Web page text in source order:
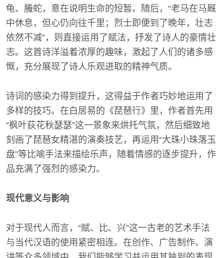
龟、螣蛇，意在说明生命的短暂。随后，“老马在马厩
中休息，但心仍向往千里；烈士即便到了晚年，壮志
依然不减”，则直接运用了赋法，抒发了诗人的豪情壮
志。这首诗洋溢着浓厚的趣味，激起了人们的诸多感
慨，充分展现了诗人乐观进取的精神气质。
诗词的感染力得到提升，这得益于作者巧妙地运用了
多样的技巧。在白居易的《琵琶行》里，作者首先用
“枫叶荻花秋瑟瑟”这一景象来烘托气氛，然后细致地
刻画了琵琶女精湛的演奏技艺，再运用“大珠小珠落玉
盘”等比喻手法来描绘乐声，随着情感的逐步提升，作
品充满了强烈的感染力。
现代意义与影响
对于现代人而言，“赋、比、兴”这一古老的艺术手法
与当代汉语的使用紧密相连。在创作、广告制作、演